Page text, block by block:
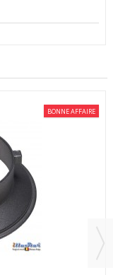
BONNE AFFAIRE